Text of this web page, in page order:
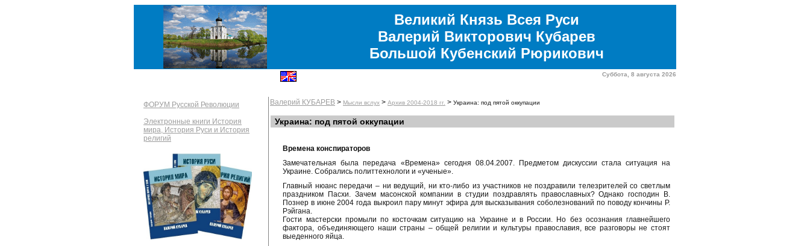
Великий Князь Всея Руси
Валерий Викторович Кубарев
Большой Кубенский Рюрикович
Суббота, 8 августа 2026
ФОРУМ Русской Революции
Электронные книги История
мира, История Руси и История
религий
Валерий КУБАРЕВ > Мысли вслух > Архив 2004-2018 гг. > Украина: под пятой оккупации
Украина: под пятой оккупации
Времена конспираторов
Замечательная была передача «Времена» сегодня 08.04.2007. Предметом дискуссии стала ситуация на
Украине. Собрались политтехнологи и «ученые».
Главный нюанс передачи – ни ведущий, ни кто-либо из участников не поздравили телезрителей со светлым
праздником Пасхи. Зачем масонской компании в студии поздравлять православных? Однако господин В.
Познер в июне 2004 года выкроил пару минут эфира для высказывания соболезнований по поводу кончины Р.
Рэйгана.
Гости мастерски промыли по косточкам ситуацию на Украине и в России. Но без осознания главнейшего
фактора, объединяющего наши страны – общей религии и культуры православия, все разговоры не стоят
выеденного яйца.